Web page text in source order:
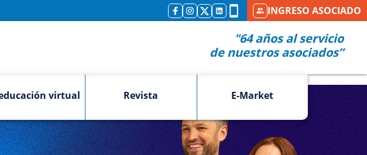
INGRESO ASOCIADO
"64 años al servicio
de nuestros asociados”
educación virtual Revista E-Market